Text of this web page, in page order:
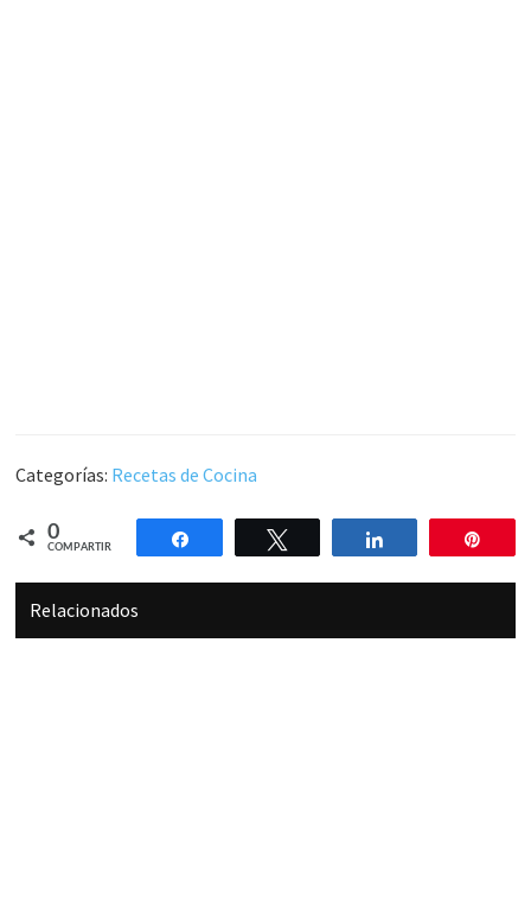
Categorías: Recetas de Cocina
0
COMPARTIR
Compartir Compartir
Relacionados